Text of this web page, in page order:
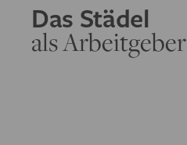
Das Städel
als Arbeitgeber